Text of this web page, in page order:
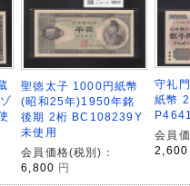
聖徳太子 1000円紙幣
(昭和25年)1950年銘
後期 2桁 BC108239Y
未使用
会員価格(税別)：
6,800 円
守礼
紙幣
会員
2,600